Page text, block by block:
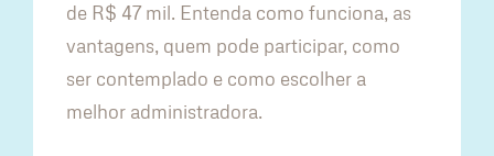
de R$ 47 mil. Entenda como funciona, as
vantagens, quem pode participar, como
ser contemplado e como escolher a
melhor administradora.